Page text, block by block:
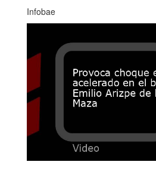
Infobae